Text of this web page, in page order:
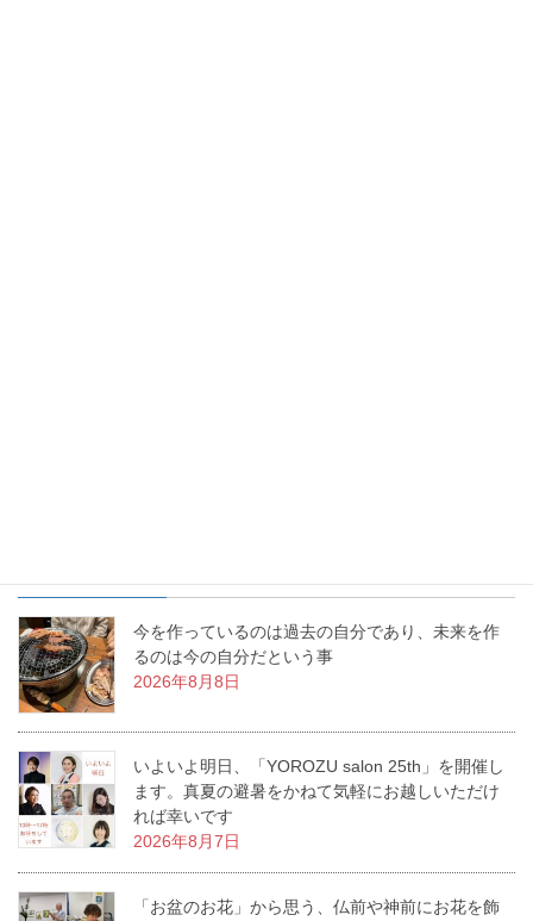
今を作っているのは過去の自分であり、未来を作
るのは今の自分だという事
2026年8月8日
いよいよ明日、「YOROZU salon 25th」を開催し
ます。真夏の避暑をかねて気軽にお越しいただけ
れば幸いです
2026年8月7日
「お盆のお花」から思う、仏前や神前にお花を飾